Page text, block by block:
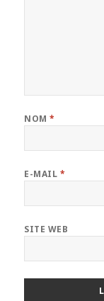
NOM*
E-MAIL *
SITE WEB